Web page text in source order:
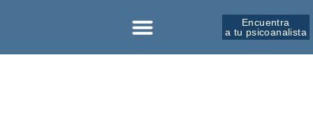
Encuentra
a tu psicoanalista